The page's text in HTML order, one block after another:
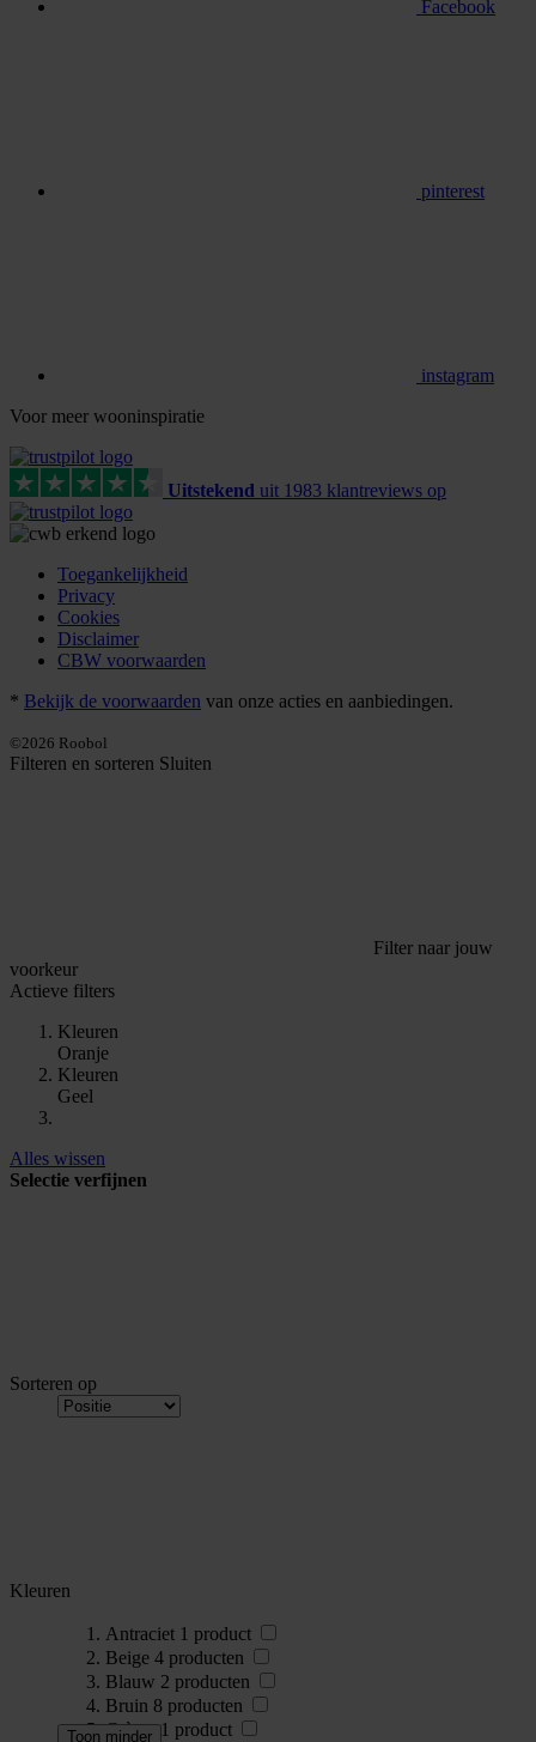
Facebook
pinterest
instagram
Voor meer wooninspiratie
Uitstekend uit 1983 klantreviews op
Toegankelijkheid
Privacy
Cookies
Disclaimer
CBW voorwaarden
* Bekijk de voorwaarden van onze acties en aanbiedingen.
©2026 Roobol
Filteren en sorteren Sluiten
Filter naar jouw
voorkeur
Actieve filters
Kleuren
Oranje
Kleuren
Geel
Alles wissen
Selectie verfijnen
Sorteren op
Kleuren
Antraciet 1 product
Beige 4 producten
Blauw 2 producten
Bruin 8 producten
Crème 1 product
Toon minder